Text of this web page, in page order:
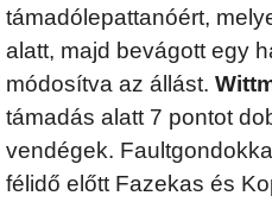
támadólepattanóért,
alatt, majd bevágott egy
módosítva az állást.
támadás alatt 7 pontot
vendégek.
félidő előtt Fazekas és